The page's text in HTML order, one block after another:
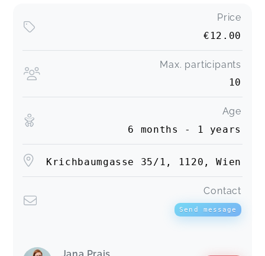
Price
€12.00
Max. participants
10
Age
6 months - 1 years
Krichbaumgasse 35/1, 1120, Wien
Contact
Send message